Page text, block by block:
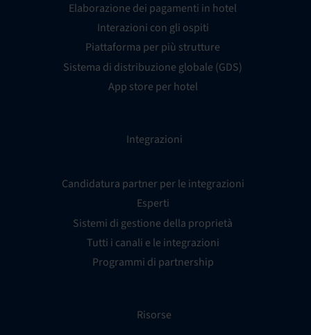
Elaborazione dei pagamenti in hotel
Interazioni con gli ospiti
Piattaforma per più strutture
Sistema di distribuzione globale (GDS)
App store per hotel
Integrazioni
Candidatura partner per le integrazioni
Esperti
Sistemi di gestione della proprietà
Tutti i canali e le integrazioni
Programmi di partnership
Risorse